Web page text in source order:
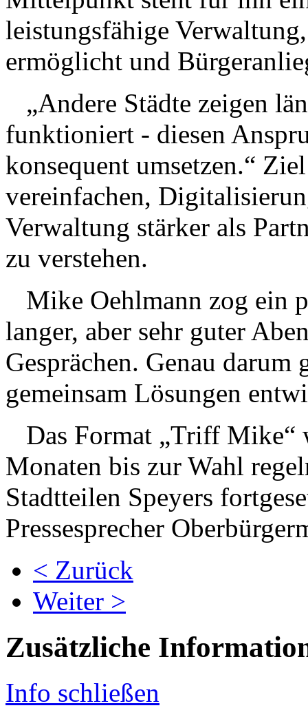
leistungsfähige
ermöglicht und
„Andere Städte zeigen
funktioniert - diesen
konsequent umsetzen.“
vereinfachen,
Verwaltung stärker als
zu verstehen.
Mike Oehlmann zog ein
langer, aber sehr guter
Gesprächen. Genau darum
gemeinsam Lösungen
Das Format „Triff Mike“
Monaten bis zur Wahl
Stadtteilen Speyers
Pressesprecher
< Zurück
Weiter >
Zusätzliche
Info schließen